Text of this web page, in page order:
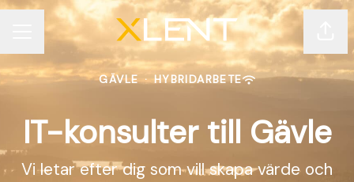
KARRIÄRMENY
GÄVLE · HYBRIDARBETE
IT-konsulter till Gävle
Vi letar efter dig som vill skapa värde och